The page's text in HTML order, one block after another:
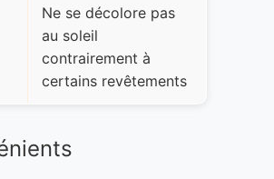
Ne se décolore pas
au soleil
contrairement à
certains revêtements